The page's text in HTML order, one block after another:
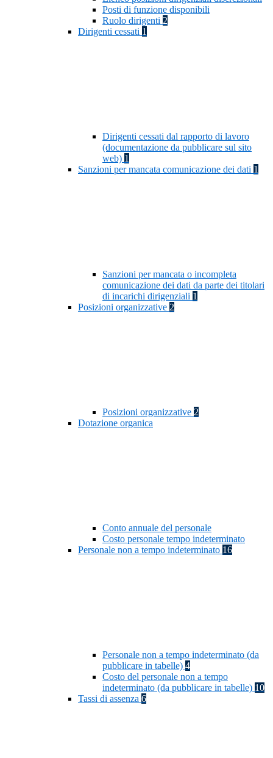
Posti di funzione disponibili
Ruolo dirigenti 2
Dirigenti cessati 1
Dirigenti cessati dal rapporto di lavoro
(documentazione da pubblicare sul sito
web) 1
Sanzioni per mancata comunicazione dei dati 1
Sanzioni per mancata o incompleta
comunicazione dei dati da parte dei titolari
di incarichi dirigenziali 1
Posizioni organizzative 2
Posizioni organizzative 2
Dotazione organica
Conto annuale del personale
Costo personale tempo indeterminato
Personale non a tempo indeterminato 16
Personale non a tempo indeterminato (da
pubblicare in tabelle) 4
Costo del personale non a tempo
indeterminato (da pubblicare in tabelle) 10
Tassi di assenza 6